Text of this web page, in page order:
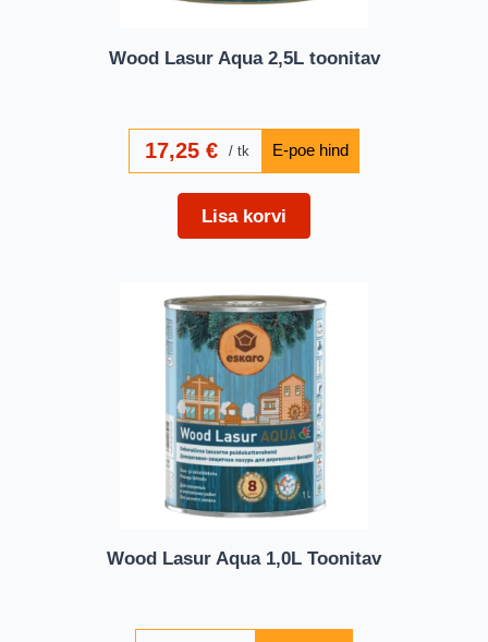
Wood Lasur Aqua 2,5L toonitav
17,25 € tk
Lisa korvi
Wood Lasur Aqua 1,0L Toonitav